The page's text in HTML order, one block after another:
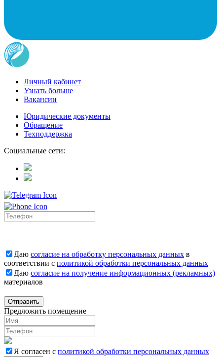
Личный кабинет
Узнать больше
Вакансии
Юридические документы
Обращение
Техподдержка
Социальные сети:
Даю согласие на обработку персональных данных в
соответствии с политикой обработки персональных данных
Даю согласие на получение информационных (рекламных)
материалов
Отправить
Предложить помещение
Я согласен с политикой обработки персональных данных